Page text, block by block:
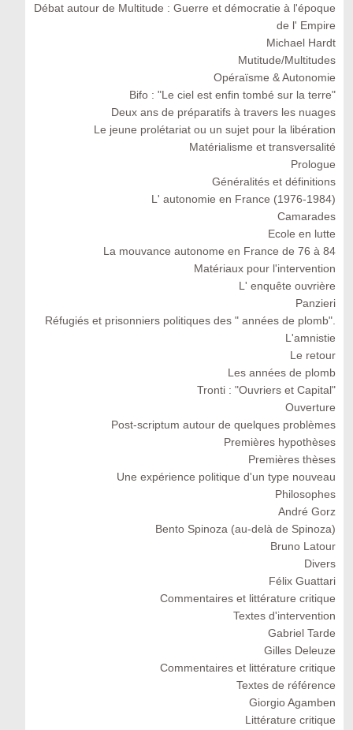
Débat autour de Multitude : Guerre et démocratie à l'époque
de l' Empire
Michael Hardt
Mutitude/Multitudes
Opéraïsme & Autonomie
Bifo : "Le ciel est enfin tombé sur la terre"
Deux ans de préparatifs à travers les nuages
Le jeune prolétariat ou un sujet pour la libération
Matérialisme et transversalité
Prologue
Généralités et définitions
L' autonomie en France (1976-1984)
Camarades
Ecole en lutte
La mouvance autonome en France de 76 à 84
Matériaux pour l'intervention
L' enquête ouvrière
Panzieri
Réfugiés et prisonniers politiques des " années de plomb".
L'amnistie
Le retour
Les années de plomb
Tronti : "Ouvriers et Capital"
Ouverture
Post-scriptum autour de quelques problèmes
Premières hypothèses
Premières thèses
Une expérience politique d'un type nouveau
Philosophes
André Gorz
Bento Spinoza (au-delà de Spinoza)
Bruno Latour
Divers
Félix Guattari
Commentaires et littérature critique
Textes d'intervention
Gabriel Tarde
Gilles Deleuze
Commentaires et littérature critique
Textes de référence
Giorgio Agamben
Littérature critique